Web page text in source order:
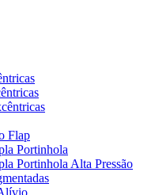
Flap
Portinhola
Portinhola Alta Pressão